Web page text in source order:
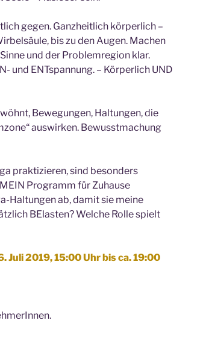
gegen. Ganzheitlich körperlich –
bis zu den Augen. Machen
und der Problemregion klar.
und ENTspannung. – Körperlich UND
Bewegungen, Haltungen, die
auswirken. Bewusstmachung
praktizieren, sind besonders
Programm für Zuhause
Haltungen ab, damit sie meine
BElasten? Welche Rolle spielt
Juli 2019, 15:00 Uhr bis ca. 19:00